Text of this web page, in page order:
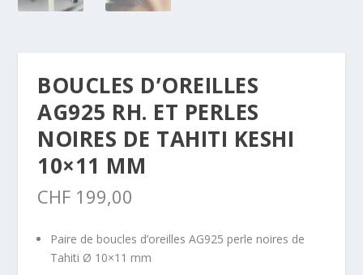
BOUCLES D’OREILLES
AG925 RH. ET PERLES
NOIRES DE TAHITI KESHI
10×11 MM
CHF 199,00
Paire de boucles d’oreilles AG925 perle noires de
Tahiti Ø 10×11 mm